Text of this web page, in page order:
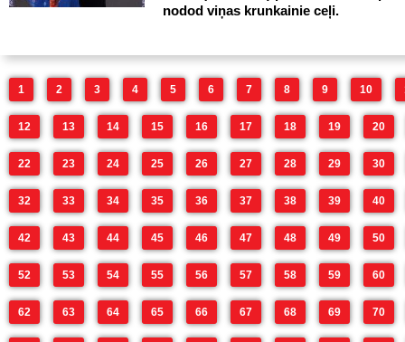
nodod viņas krunkainie ceļi.
1 2 3 4 5 6 7 8 9 10
12 13 14 15 16 17 18 19 20
22 23 24 25 26 27 28 29 30
32 33 34 35 36 37 38 39 40
42 43 44 45 46 47 48 49 50
52 53 54 55 56 57 58 59 60
62 63 64 65 66 67 68 69 70